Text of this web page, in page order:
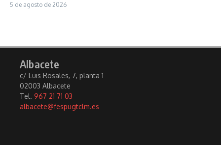
5 de agosto de 2026
Albacete
c/ Luis Rosales, 7, planta 1
02003 Albacete
Tel. 967 21 71 03
albacete@fespugtclm.es